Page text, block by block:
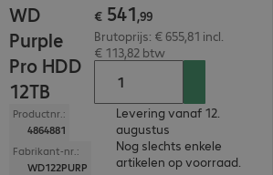
WD
Purple
Pro HDD
12TB
Productnr.:
4864881
Fabrikant-nr.:
WD122PURP
€ 541,99
Brutoprijs: € 655,81 incl.
€ 113,82 btw
Levering vanaf 12.
augustus
Nog slechts enkele
artikelen op voorraad.